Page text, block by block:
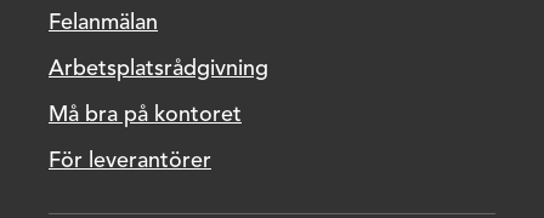
Felanmälan
Arbetsplatsrådgivning
Må bra på kontoret
För leverantörer